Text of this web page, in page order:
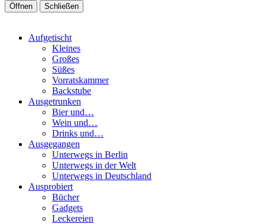
Öffnen Schließen
Aufgetischt
Kleines
Großes
Süßes
Vorratskammer
Backstube
Ausgetrunken
Bier und…
Wein und…
Drinks und…
Ausgegangen
Unterwegs in Berlin
Unterwegs in der Welt
Unterwegs in Deutschland
Ausprobiert
Bücher
Gadgets
Leckereien